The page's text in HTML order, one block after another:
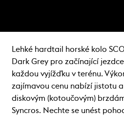
Lehké hardtail horské kolo
Dark Grey pro začínající
každou vyjížďku v terénu.
zajímavou cenu nabízí jistotu
diskovým (kotoučovým)
Syncros. Nechte se unést